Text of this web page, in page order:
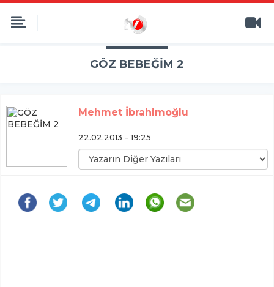
GÖZ BEBEĞİM 2
Mehmet İbrahimoğlu
22.02.2013 - 19:25